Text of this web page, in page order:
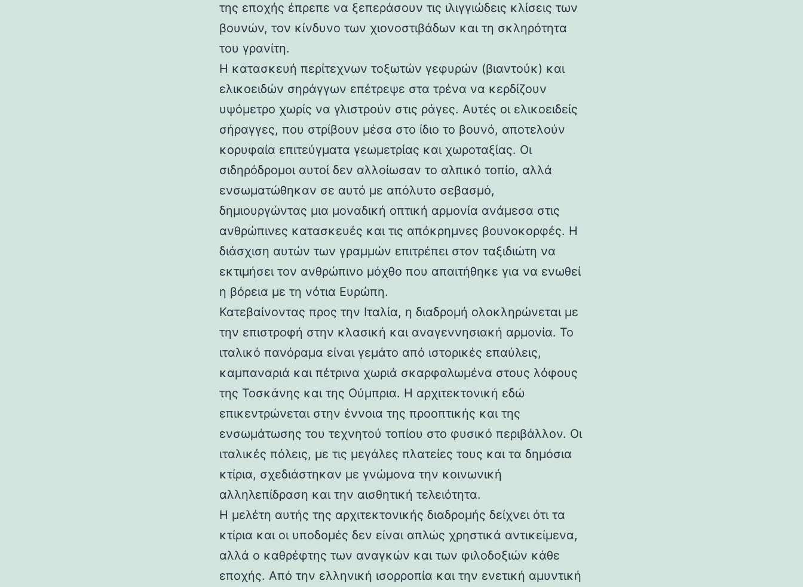
της εποχής έπρεπε να ξεπεράσουν τις ιλιγγιώδεις κλίσεις των
βουνών, τον κίνδυνο των χιονοστιβάδων και τη σκληρότητα
του γρανίτη.
Η κατασκευή περίτεχνων τοξωτών γεφυρών (βιαντούκ) και
ελικοειδών σηράγγων επέτρεψε στα τρένα να κερδίζουν
υψόμετρο χωρίς να γλιστρούν στις ράγες. Αυτές οι ελικοειδείς
σήραγγες, που στρίβουν μέσα στο ίδιο το βουνό, αποτελούν
κορυφαία επιτεύγματα γεωμετρίας και χωροταξίας. Οι
σιδηρόδρομοι αυτοί δεν αλλοίωσαν το αλπικό τοπίο, αλλά
ενσωματώθηκαν σε αυτό με απόλυτο σεβασμό,
δημιουργώντας μια μοναδική οπτική αρμονία ανάμεσα στις
ανθρώπινες κατασκευές και τις απόκρημνες βουνοκορφές. Η
διάσχιση αυτών των γραμμών επιτρέπει στον ταξιδιώτη να
εκτιμήσει τον ανθρώπινο μόχθο που απαιτήθηκε για να ενωθεί
η βόρεια με τη νότια Ευρώπη.
Κατεβαίνοντας προς την Ιταλία, η διαδρομή ολοκληρώνεται με
την επιστροφή στην κλασική και αναγεννησιακή αρμονία. Το
ιταλικό πανόραμα είναι γεμάτο από ιστορικές επαύλεις,
καμπαναριά και πέτρινα χωριά σκαρφαλωμένα στους λόφους
της Τοσκάνης και της Ούμπρια. Η αρχιτεκτονική εδώ
επικεντρώνεται στην έννοια της προοπτικής και της
ενσωμάτωσης του τεχνητού τοπίου στο φυσικό περιβάλλον. Οι
ιταλικές πόλεις, με τις μεγάλες πλατείες τους και τα δημόσια
κτίρια, σχεδιάστηκαν με γνώμονα την κοινωνική
αλληλεπίδραση και την αισθητική τελειότητα.
Η μελέτη αυτής της αρχιτεκτονικής διαδρομής δείχνει ότι τα
κτίρια και οι υποδομές δεν είναι απλώς χρηστικά αντικείμενα,
αλλά ο καθρέφτης των αναγκών και των φιλοδοξιών κάθε
εποχής. Από την ελληνική ισορροπία και την ενετική αμυντική